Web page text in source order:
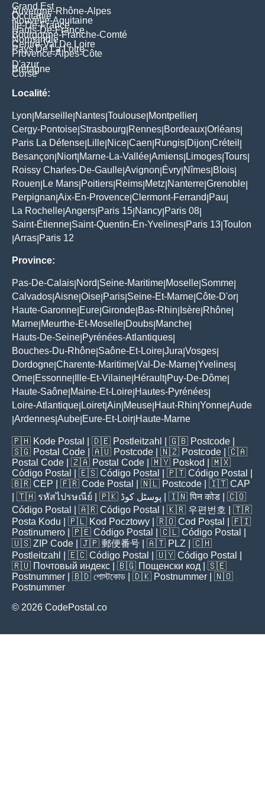
Grand Est
Auvergne-Rhône-Alpes
Occitanie
Nouvelle-Aquitaine
Île-De-France
Hauts-De-France
Bourgogne-Franche-Comté
Normandie
Centre-Val De Loire
Pays De La Loire
Provence-Alpes-Côte
D'azur
Bretagne
Corse
Localité:
Lyon Marseille Nantes Toulouse Montpellier
Cergy-Pontoise Strasbourg Rennes Bordeaux Orléans
Paris La Défense Lille Nice Caen Rungis Dijon Créteil
Besançon Niort| Marne-La-Vallée Amiens Limoges Tours
Roissy Charles-De-Gaulle Avignon Évry Nîmes Blois
Rouen Le Mans Poitiers Reims Metz Nanterre Grenoble
Perpignan Aix-En-Provence Clermont-Ferrand Pau
La Rochelle Angers Paris 15 Nancy Paris 08
Saint-Étienne Saint-Quentin-En-Yvelines Paris 13 Toulon
Arras Paris 12
Province:
Pas-De-Calais Nord Seine-Maritime Moselle Somme
Calvados Aisne Oise Paris Seine-Et-Marne Côte-D'or
Haute-Garonne Eure Gironde Bas-Rhin Isère Rhône
Marne Meurthe-Et-Moselle Doubs Manche
Hauts-De-Seine Pyrénées-Atlantiques
Bouches-Du-Rhône Saône-Et-Loire Jura Vosges
Dordogne Charente-Maritime Val-De-Marne Yvelines
Orne Essonne Ille-Et-Vilaine Hérault| Puy-De-Dôme
Haute-Saône Maine-Et-Loire Hautes-Pyrénées
Loire-Atlantique Loiret|Ain Meuse Haut-Rhin Yonne Aude
Ardennes Aube Eure-Et-Loir Haute-Marne
🇵🇭 Kode Postal | 🇩🇪 Postleitzahl | 🇬🇧 Postcode
🇸🇬 Postal Code | 🇦🇺 Postcode | 🇳🇿 Postcode | 🇨🇦
Postal Code | 🇿🇦 Postal Code | 🇲🇾 Poskod
| 🇲🇽
Código Postal
| 🇪🇸 Código Postal | 🇵🇹 Código Postal
🇧🇷 CEP | 🇫🇷 Code Postal | 🇳🇱 Postcode | 🇮🇹 CAP
| 🇹🇭 รหัสไปรษณีย์ | 🇵🇰 پوسٹل کوڈ | 🇮🇳पिन कोड | 🇨🇴
Código Postal
| 🇦🇷 Código Postal | 🇰🇷 우편번호
| 🇹🇷
Posta Kodu | 🇵🇱 Kod Pocztowy | 🇷🇴 Cod Poștal
| 🇫🇮
Postinumero | 🇵🇪 Código Postal | 🇨🇱 Código Postal
🇺🇸 ZIP Code | 🇯🇵 郵便番号 | 🇦🇹 PLZ | 🇨🇭
Postleitzahl
| 🇪🇨 Código Postal | 🇺🇾 Código Postal
🇷🇺 Почтовый индекс | 🇧🇬 Пощенски код | 🇸🇪
Postnummer | 🇧🇩 পোস্টকোড | 🇩🇰 Postnummer | 🇳🇴
Postnummer
© 2026 CodePostal.co